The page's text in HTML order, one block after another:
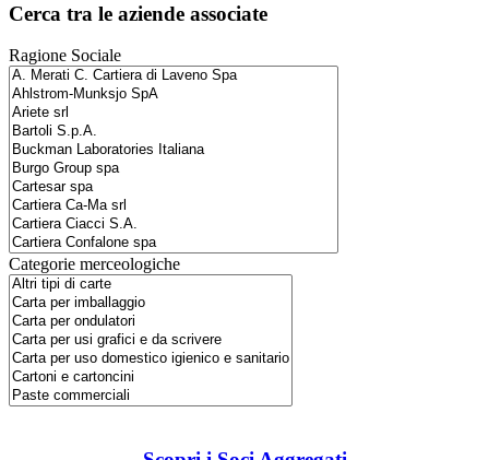
Cerca tra le aziende associate
Ragione Sociale
Categorie merceologiche